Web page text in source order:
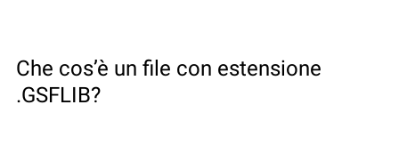
Che cos’è un file con estensione
.GSFLIB?